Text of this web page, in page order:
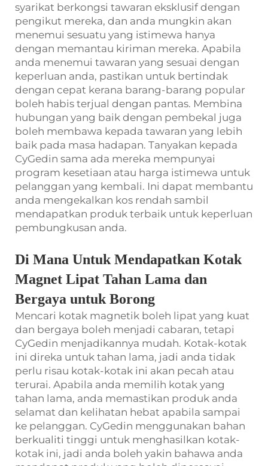
syarikat berkongsi tawaran eksklusif dengan
pengikut mereka, dan anda mungkin akan
menemui sesuatu yang istimewa hanya
dengan memantau kiriman mereka. Apabila
anda menemui tawaran yang sesuai dengan
keperluan anda, pastikan untuk bertindak
dengan cepat kerana barang-barang popular
boleh habis terjual dengan pantas. Membina
hubungan yang baik dengan pembekal juga
boleh membawa kepada tawaran yang lebih
baik pada masa hadapan. Tanyakan kepada
CyGedin sama ada mereka mempunyai
program kesetiaan atau harga istimewa untuk
pelanggan yang kembali. Ini dapat membantu
anda mengekalkan kos rendah sambil
mendapatkan produk terbaik untuk keperluan
pembungkusan anda.
Di Mana Untuk Mendapatkan Kotak
Magnet Lipat Tahan Lama dan
Bergaya untuk Borong
Mencari kotak magnetik boleh lipat yang kuat
dan bergaya boleh menjadi cabaran, tetapi
CyGedin menjadikannya mudah. Kotak-kotak
ini direka untuk tahan lama, jadi anda tidak
perlu risau kotak-kotak ini akan pecah atau
terurai. Apabila anda memilih kotak yang
tahan lama, anda memastikan produk anda
selamat dan kelihatan hebat apabila sampai
ke pelanggan. CyGedin menggunakan bahan
berkualiti tinggi untuk menghasilkan kotak-
kotak ini, jadi anda boleh yakin bahawa anda